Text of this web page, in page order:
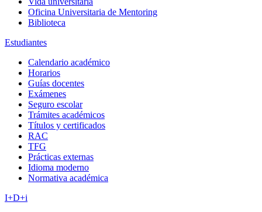
Oficina Universitaria de Mentoring
Biblioteca
Estudiantes
Calendario académico
Horarios
Guías docentes
Exámenes
Seguro escolar
Trámites académicos
Títulos y certificados
RAC
TFG
Prácticas externas
Idioma moderno
Normativa académica
I+D+i